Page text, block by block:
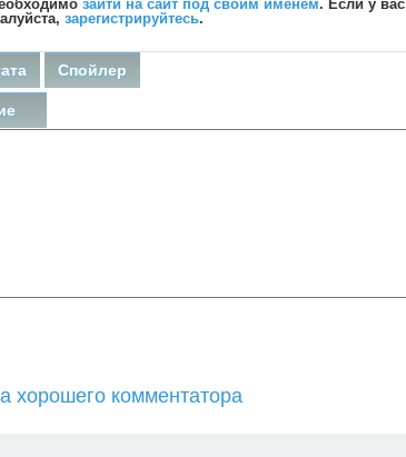
зайти на сайт под своим именем. Если у вас
зарегистрируйтесь.
Спойлер
хорошего комментатора